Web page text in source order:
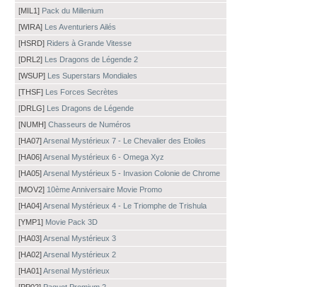
[MIL1] Pack du Millenium
[WIRA] Les Aventuriers Ailés
[HSRD] Riders à Grande Vitesse
[DRL2] Les Dragons de Légende 2
[WSUP] Les Superstars Mondiales
[THSF] Les Forces Secrètes
[DRLG] Les Dragons de Légende
[NUMH] Chasseurs de Numéros
[HA07]Arsenal Mystérieux 7 - Le Chevalier des Etoiles
[HA06]Arsenal Mystérieux 6 - Omega Xyz
[HA05]Arsenal Mystérieux 5 - Invasion Colonie de Chrome
[MOV2] 10ème Anniversaire Movie Promo
[HA04]Arsenal Mystérieux 4 - Le Triomphe de Trishula
[YMP1] Movie Pack 3D
[HA03]Arsenal Mystérieux 3
[HA02]Arsenal Mystérieux 2
[HA01]Arsenal Mystérieux